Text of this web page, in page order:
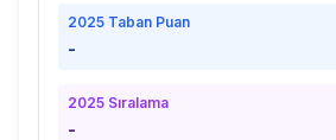
2025 Taban Puan
-
2025 Sıralama
-